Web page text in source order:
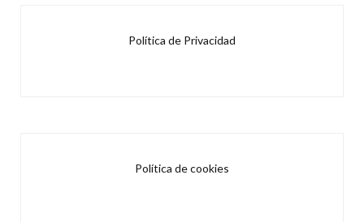
Política de Privacidad
Política de cookies